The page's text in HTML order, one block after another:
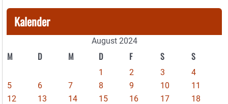
Kalender
August 2024
M D M D F S S
1 2 3
4
5
6 7 8 9 10
11
12
13 14 15 16 17
18